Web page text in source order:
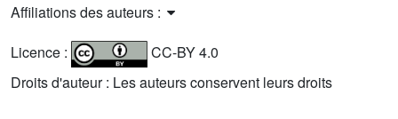
Affiliations des auteurs :
Licence :
CC-BY 4.0
Droits d'auteur : Les auteurs conservent leurs droits